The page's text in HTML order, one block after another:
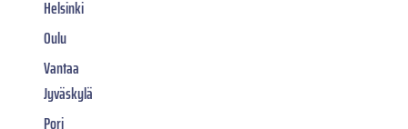
Helsinki
Oulu
Vantaa
Jyväskylä
Pori